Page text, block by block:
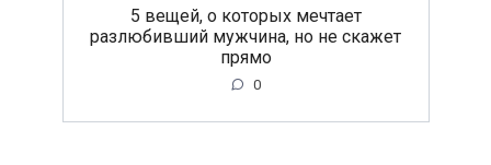
5 вещей, о которых мечтает
разлюбивший мужчина, но не скажет
прямо
0